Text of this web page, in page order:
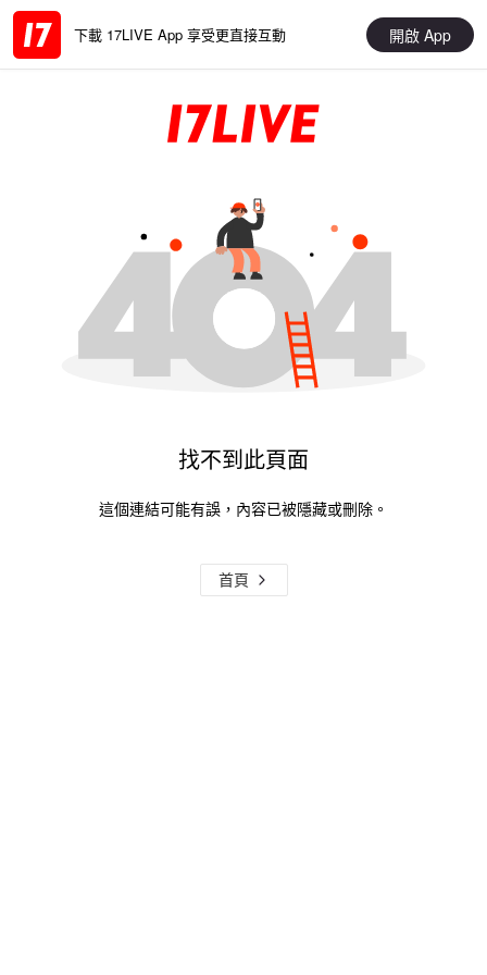
下載 17LIVE App 享受更直接互動 開啟 App
找不到此頁面
這個連結可能有誤，內容已被隱藏或刪除。
首頁